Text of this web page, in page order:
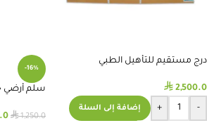
درج مستقيم للتأهيل الطبي
⃁ 2,500.0
-
+ إضافة إلى السلة
-16%
سلم أرضي
⃁1,250.0